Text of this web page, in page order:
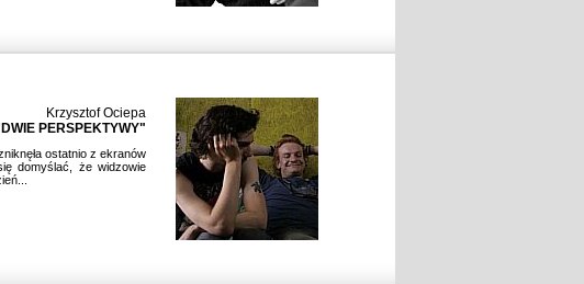
Krzysztof Ociepa
PERSPEKTYWY"
ostatnio z ekranów
domyślać, że widzowie